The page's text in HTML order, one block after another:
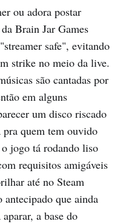
ou adora postar
Brain Jar Games
safe", evitando
strike no meio da live.
são cantadas por
em alguns
um disco riscado
quem tem ouvido
jogo tá rodando liso
requisitos amigáveis
até no Steam
antecipado que ainda
a base do